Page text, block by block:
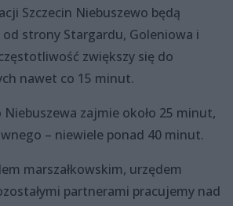
Szczecin Niebuszewo będą
od strony Stargardu, Goleniowa i
zwiększy się do
nawet co 15 minut.
Niebuszewa zajmie około 25 minut,
– niewiele ponad 40 minut.
marszałkowskim, urzędem
partnerami pracujemy nad